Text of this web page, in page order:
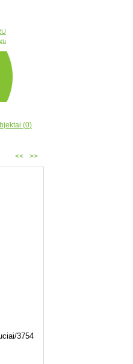
(0)
<< >>
3754